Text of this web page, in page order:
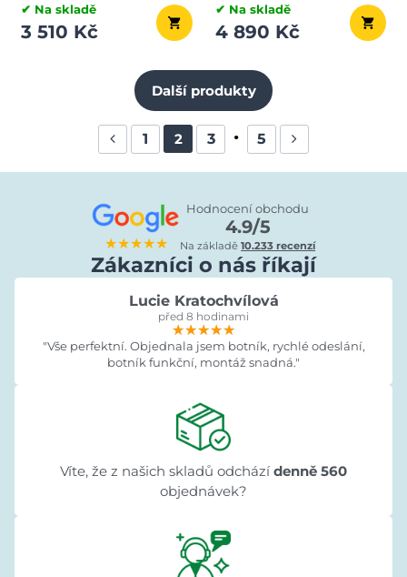
✔ Na skladě
3 510 Kč
✔ Na skladě
4 890 Kč
Další produkty
1 2 3 5
★★★★★
Hodnocení obchodu
4.9/5
Na základě10.233 recenzí
Zákazníci o nás říkají
Lucie Kratochvílová
před 8 hodinami
★★★★★
★★★★★
★★★★★
"Vše perfektní. Objednala jsem botník, rychlé odeslání,
botník funkční, montáž snadná."
Víte, že z našich skladů odchází denně 560
objednávek?